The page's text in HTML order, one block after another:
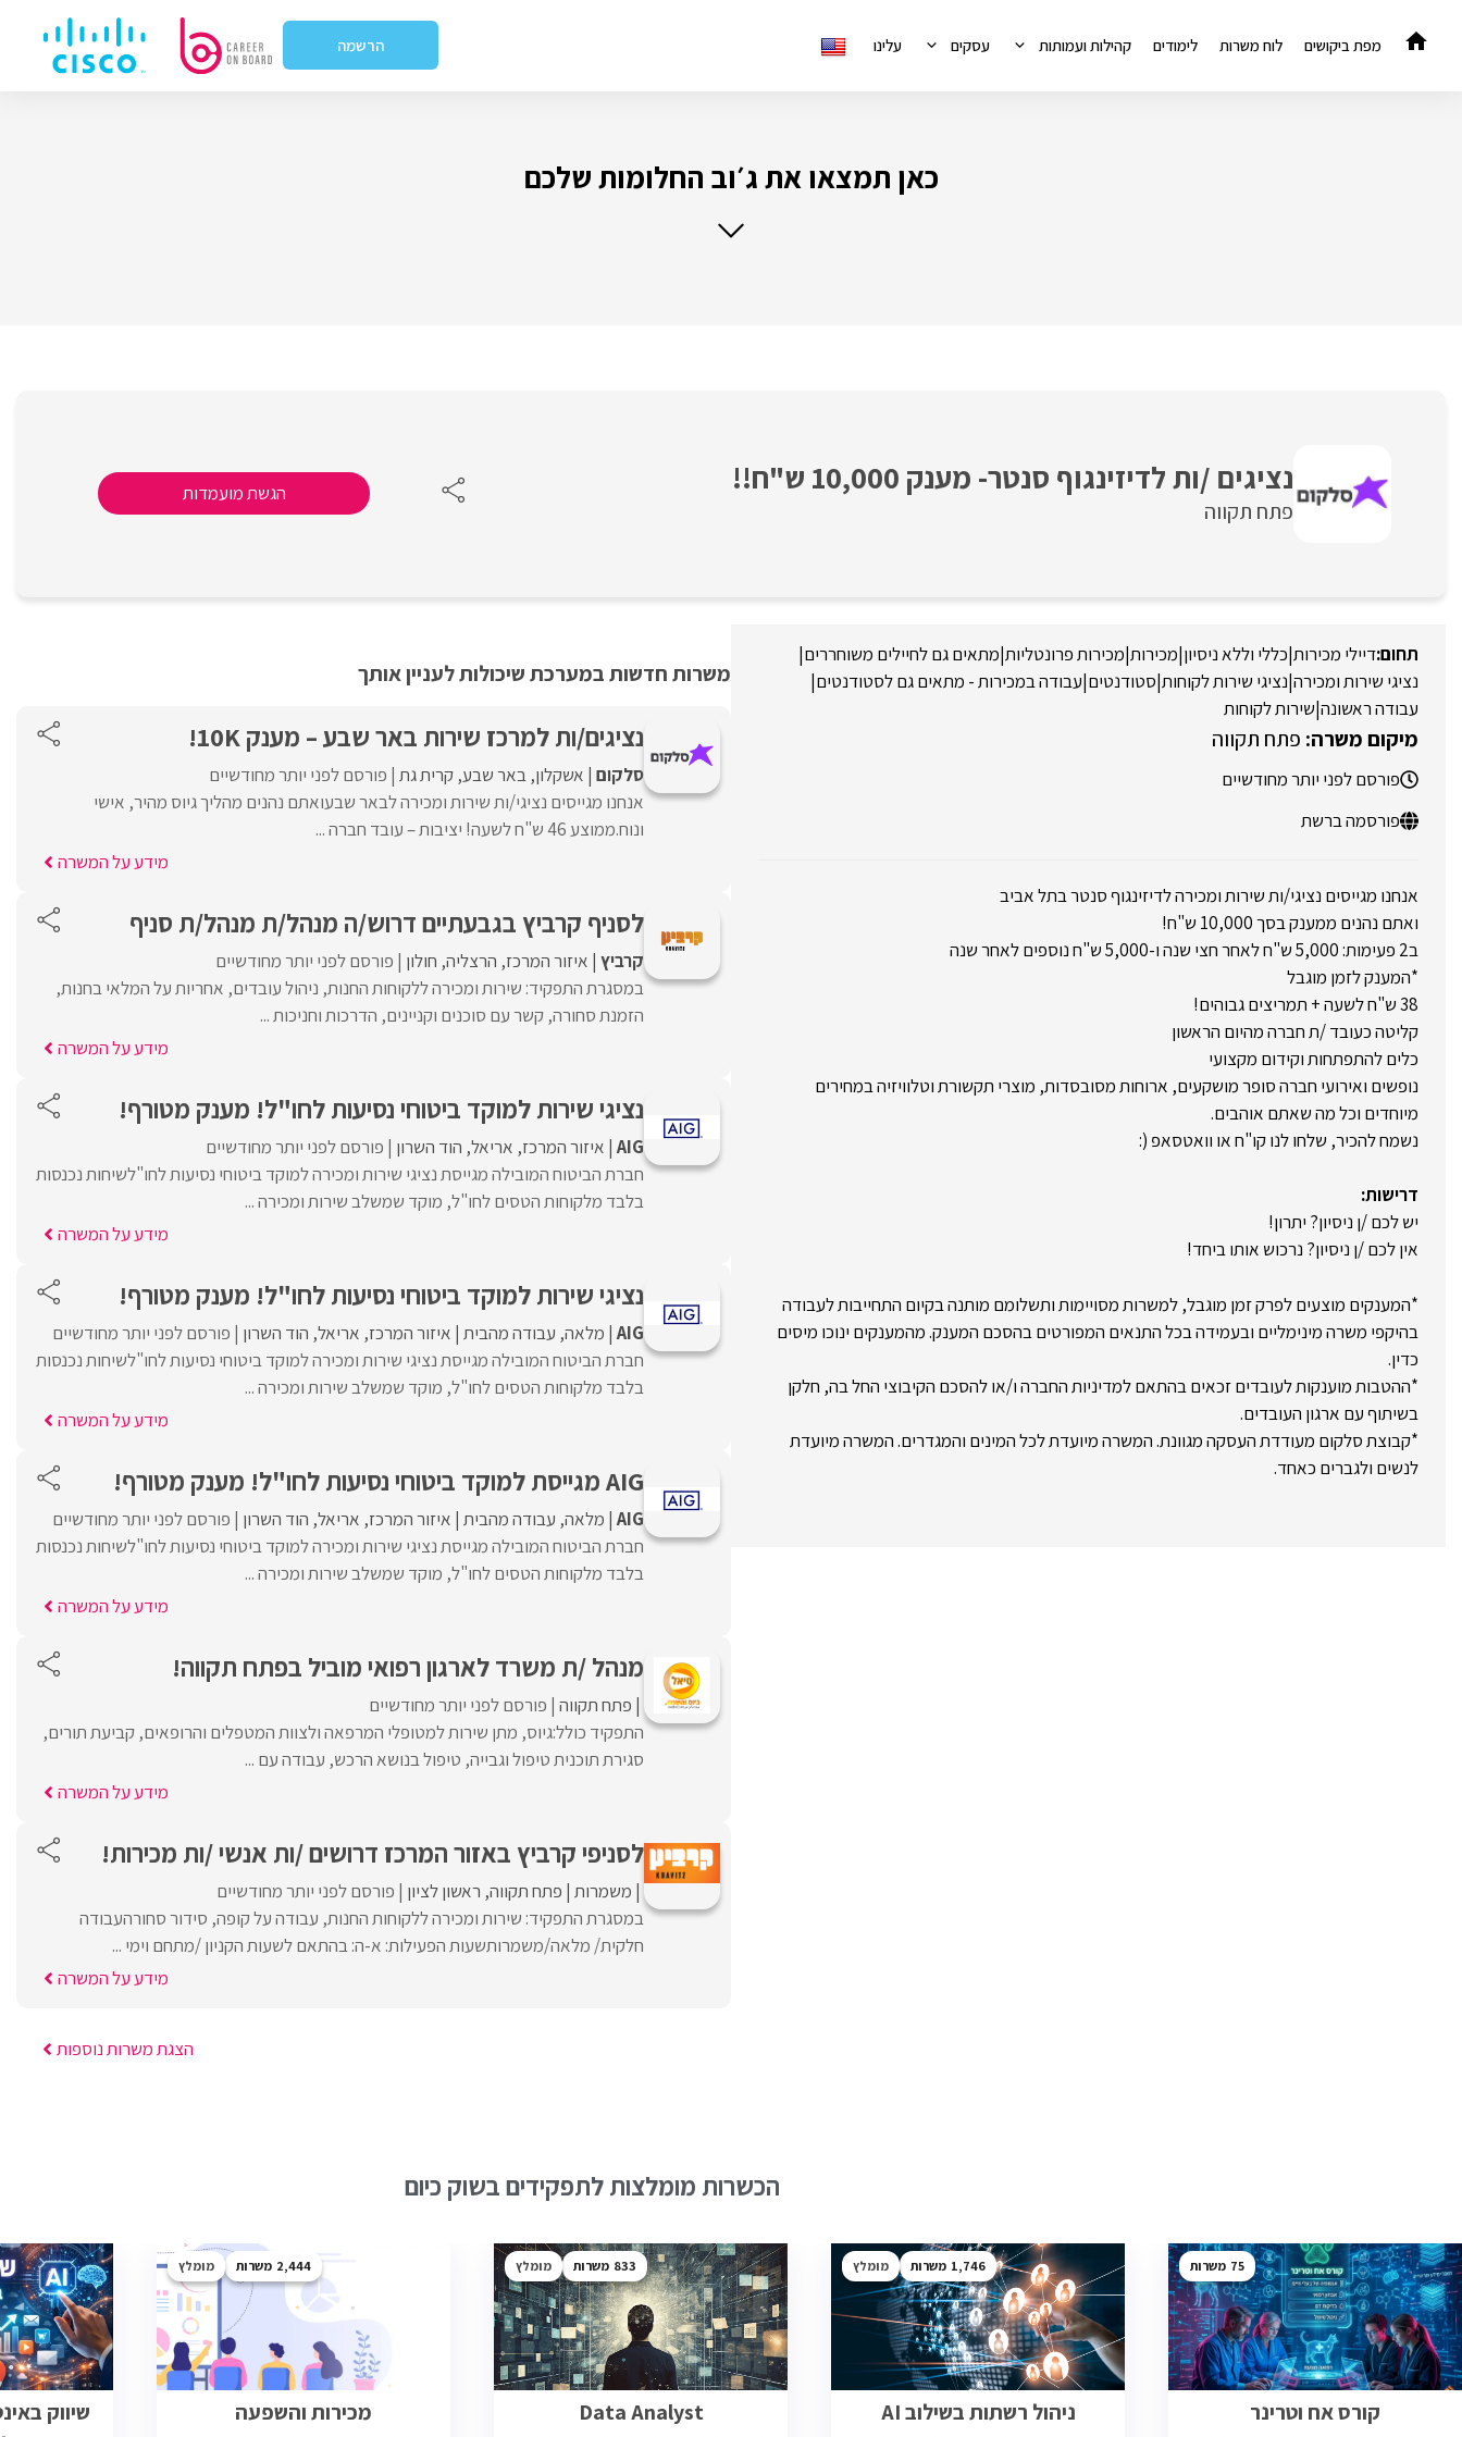
לתוכן
מפת ביקושים לוח משרות לימודים קהילות ועמותות עסקים עלינו הרשמה
כאן תמצאו את ג׳וב החלומות שלכם
נציגים /ות לדיזינגוף סנטר- מענק 10,000 ש"ח!!
פתח תקווה
הגשת מועמדות
דיילי מכירות|כללי וללא ניסיון|מכירות|מכירות פרונטליות|מתאים גם לחיילים משוחררים|
נציגי שירות ומכירה|נציגי שירות לקוחות|סטודנטים|עבודה במכירות - מתאים גם לסטודנטים|
עבודה ראשונה|שירות לקוחות
פתח תקווה
פורסם לפני יותר מחודשיים
פורסמה ברשת
אנחנו מגייסים נציגי/ות שירות ומכירה לדיזינגוף סנטר בתל אביב
ואתם נהנים ממענק בסך 10,000 ש"ח!
ב2 פעימות: 5,000 ש"ח לאחר חצי שנה ו-5,000 ש"ח נוספים לאחר שנה
*המענק לזמן מוגבל
38 ש"ח לשעה + תמריצים גבוהים!
קליטה כעובד /ת חברה מהיום הראשון
כלים להתפתחות וקידום מקצועי
נופשים ואירועי חברה סופר מושקעים, ארוחות מסובסדות, מוצרי תקשורת וטלוויזיה במחירים
מיוחדים וכל מה שאתם אוהבים.
נשמח להכיר, שלחו לנו קו"ח או וואטסאפ (:
דרישות:
יש לכם /ן ניסיון? יתרון!
אין לכם /ן ניסיון? נרכוש אותו ביחד!
*המענקים מוצעים לפרק זמן מוגבל, למשרות מסויימות ותשלומם מותנה בקיום התחייבות לעבודה
בהיקפי משרה מינימליים ובעמידה בכל התנאים המפורטים בהסכם המענק. מהמענקים ינוכו מיסים
כדין.
*ההטבות מוענקות לעובדים זכאים בהתאם למדיניות החברה ו/או להסכם הקיבוצי החל בה, חלקן
בשיתוף עם ארגון העובדים.
*קבוצת סלקום מעודדת העסקה מגוונת. המשרה מיועדת לכל המינים והמגדרים. המשרה מיועדת
לנשים ולגברים כאחד.
משרות חדשות במערכת שיכולות לעניין אותך
נציגים/ות למרכז שירות באר שבע – מענק 10K!
סלקום אשקלון באר שבע קרית גת פורסם לפני יותר מחודשיים
אנחנו מגייסים נציגי/ות שירות ומכירה לבאר שבעואתם נהנים מהליך גיוס מהיר, אישי
ונוח.ממוצע 46 ש"ח לשעה! יציבות – עובד חברה ...
מידע על המשרה
לסניף קרביץ בגבעתיים דרוש/ה מנהל/ת מנהל/ת סניף
קרביץ איזור המרכז הרצליה חולון פורסם לפני יותר מחודשיים
במסגרת התפקיד: שירות ומכירה ללקוחות החנות, ניהול עובדים, אחריות על המלאי בחנות,
הזמנת סחורה, קשר עם סוכנים וקניינים, הדרכות וחניכות ...
מידע על המשרה
נציגי שירות למוקד ביטוחי נסיעות לחו"ל! מענק מטורף!
AIG איזור המרכז אריאל הוד השרון פורסם לפני יותר מחודשיים
חברת הביטוח המובילה מגייסת נציגי שירות ומכירה למוקד ביטוחי נסיעות לחו"לשיחות נכנסות
בלבד מלקוחות הטסים לחו"ל, מוקד שמשלב שירות ומכירה ...
מידע על המשרה
נציגי שירות למוקד ביטוחי נסיעות לחו"ל! מענק מטורף!
AIG מלאה עבודה מהבית איזור המרכז אריאל הוד השרון פורסם לפני יותר מחודשיים
חברת הביטוח המובילה מגייסת נציגי שירות ומכירה למוקד ביטוחי נסיעות לחו"לשיחות נכנסות
בלבד מלקוחות הטסים לחו"ל, מוקד שמשלב שירות ומכירה ...
מידע על המשרה
AIG מגייסת למוקד ביטוחי נסיעות לחו"ל! מענק מטורף!
AIG מלאה עבודה מהבית איזור המרכז אריאל הוד השרון פורסם לפני יותר מחודשיים
חברת הביטוח המובילה מגייסת נציגי שירות ומכירה למוקד ביטוחי נסיעות לחו"לשיחות נכנסות
בלבד מלקוחות הטסים לחו"ל, מוקד שמשלב שירות ומכירה ...
מידע על המשרה
מנהל /ת משרד לארגון רפואי מוביל בפתח תקווה!
פתח תקווה פורסם לפני יותר מחודשיים
התפקיד כולל:גיוס, מתן שירות למטופלי המרפאה ולצוות המטפלים והרופאים, קביעת תורים,
סגירת תוכנית טיפול וגבייה, טיפול בנושא הרכש, עבודה עם ...
מידע על המשרה
לסניפי קרביץ באזור המרכז דרושים /ות אנשי /ות מכירות!
משמרות פתח תקווה ראשון לציון פורסם לפני יותר מחודשיים
במסגרת התפקיד: שירות ומכירה ללקוחות החנות, עבודה על קופה, סידור סחורהעבודה
חלקית/ מלאה/משמרותשעות הפעילות: א-ה: בהתאם לשעות הקניון /מתחם וימי ...
מידע על המשרה
הצגת משרות נוספות
הכשרות מומלצות לתפקידים בשוק כיום
75
קורס אח וטרינר
1,746 מומלץ
ניהול רשתות בשילוב AI
833 מומלץ
Data Analyst
2,444 מומלץ
מכירות והשפעה
שיווק